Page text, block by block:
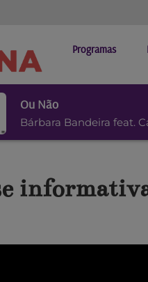
Programas
Ou Não
Bárbara Bandeira feat.